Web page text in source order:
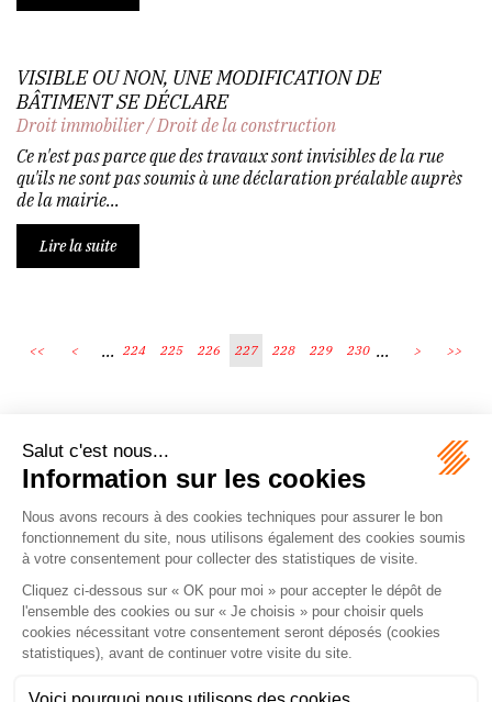
VISIBLE OU NON, UNE MODIFICATION DE
BÂTIMENT SE DÉCLARE
Droit immobilier/Droit de la construction
Ce n'est pas parce que des travaux sont invisibles de la rue
qu'ils ne sont pas soumis à une déclaration préalable auprès
de la mairie...
Lire la suite
<< < ... 224 225 226 227 228 229 230 ... > >>
Écosystème
Carrières
Honoraires
Contacts
Mentions légales
Plan du site
Espace client